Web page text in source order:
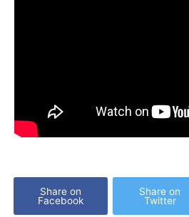
Share on
Facebook
Share on
Twitter